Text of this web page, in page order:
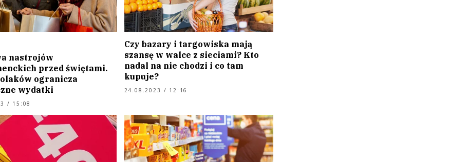
nastrojów
przed świętami.
ogranicza
wydatki
/ 15:08
Czy bazary i targowiska mają
szansę w walce z sieciami? Kto
nadal na nie chodzi i co tam
kupuje?
24.08.2023 / 12:16